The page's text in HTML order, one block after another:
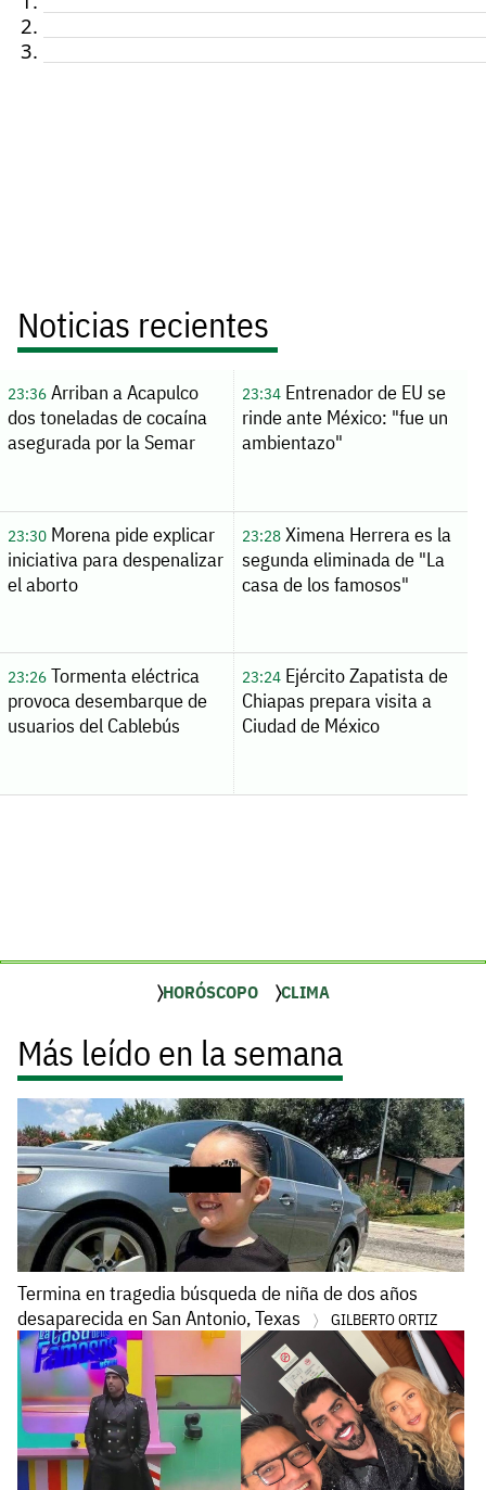
Noticias recientes
23:36Arriban a Acapulco
dos toneladas de cocaína
asegurada por la Semar
23:34Entrenador de EU se
rinde ante México: "fue un
ambientazo"
23:30Morena pide explicar
iniciativa para despenalizar
el aborto
23:28Ximena Herrera es la
segunda eliminada de "La
casa de los famosos"
23:26Tormenta eléctrica
provoca desembarque de
usuarios del Cablebús
23:24Ejército Zapatista de
Chiapas prepara visita a
Ciudad de México
HORÓSCOPO CLIMA
Más leído en la semana
Termina en tragedia búsqueda de niña de dos años
desaparecida en San Antonio, Texas
GILBERTO ORTIZ